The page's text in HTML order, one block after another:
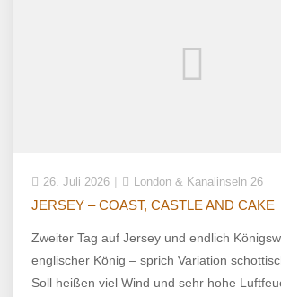
26. Juli 2026 London & Kanalinseln 26
JERSEY – COAST, CASTLE AND CAKE
Zweiter Tag auf Jersey und endlich
englischer König – sprich Variation
Soll heißen viel Wind und sehr hohe